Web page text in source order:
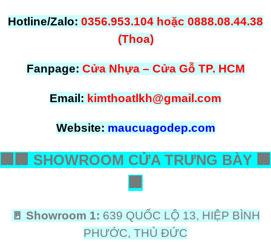
Hotline/Zalo: 0356.953.104 hoặc 0888.08.44.38
(Thoa)
Fanpage: Cửa Nhựa – Cửa Gỗ TP. HCM
Email: kimthoatlkh@gmail.com
Website: maucuagodep.com
🏢 🏢 SHOWROOM CỬA TRƯNG BÀY 🏢
🏢
🚪 Showroom 1: 639 QUỐC LỘ 13, HIỆP BÌNH
PHƯỚC, THỦ ĐỨC